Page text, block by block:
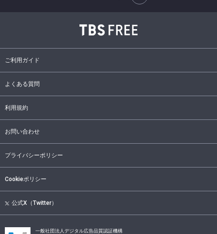
ご利用ガイド
よくある質問
利用規約
お問い合わせ
プライバシーポリシー
Cookieポリシー
公式X（Twitter）
一般社団法人デジタル広告品質認証機構